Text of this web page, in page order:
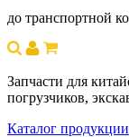
до транспортной
Запчасти для
погрузчиков,
Каталог продукции